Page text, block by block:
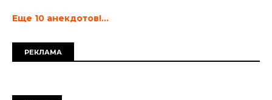
Еще 10 анекдотов!...
РЕКЛАМА